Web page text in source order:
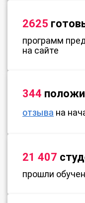
2625
программ
на сайте
344
отзыва на
21 407
прошли